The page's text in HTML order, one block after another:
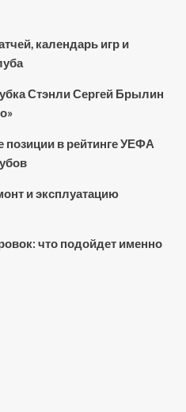
календарь игр и
Стэнли Сергей Брылин
позиции в рейтинге УЕФА
и эксплуатацию
что подойдет именно